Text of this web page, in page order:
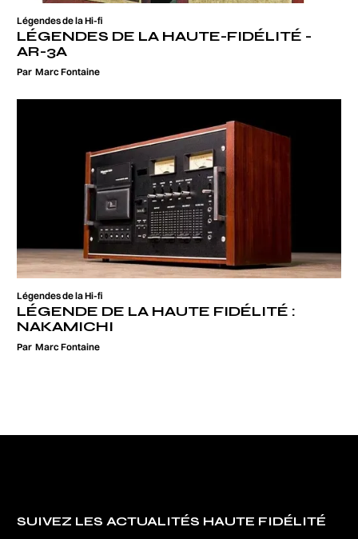
Légendes de la Hi-fi
LÉGENDES DE LA HAUTE-FIDÉLITÉ -
AR-3A
Par Marc Fontaine
Légendes de la Hi-fi
LÉGENDE DE LA HAUTE FIDÉLITÉ :
NAKAMICHI
Par Marc Fontaine
SUIVEZ LES ACTUALITÉS HAUTE FIDÉLITÉ